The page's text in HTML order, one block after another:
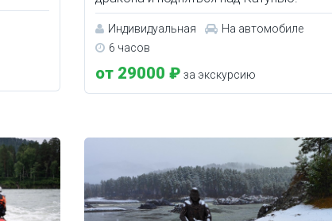
Индивидуальная
На автомобиле
6 часов
от 29000 ₽ за экскурсию